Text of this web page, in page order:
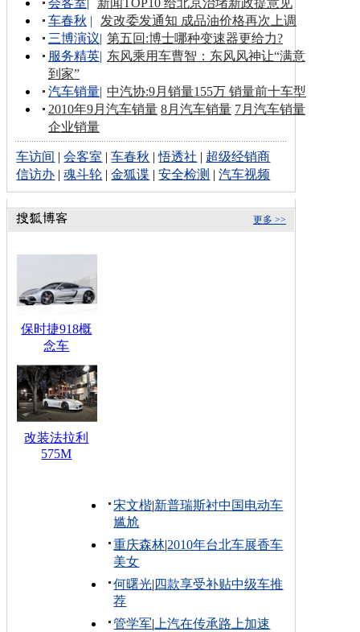
车春秋 |
发改委发通知 成品油价格再次上调
三博演议| 第五回:博士哪种变速器更给力?
服务精英| 东风乘用车曹智：东风风神让“满意
到家”
汽车销量| 中汽协:9月销量155万 销量前十车型
2010年9月汽车销量 8月汽车销量 7月汽车销量
企业销量
车访间 |会客室 |车春秋 |悟透社 | 超级经销商
信访办 |魂斗轮 |金狐谍 |安全检测 |汽车视频
更多 >>
保时捷918概
念车
改装法拉利
575M
宋文楷|新普瑞斯衬中国电动车
尴尬
重庆森林|2010年台北车展香车
美女
何曙光| 四款享受补贴中级车推
荐
管学军| 上汽在传承路上加速